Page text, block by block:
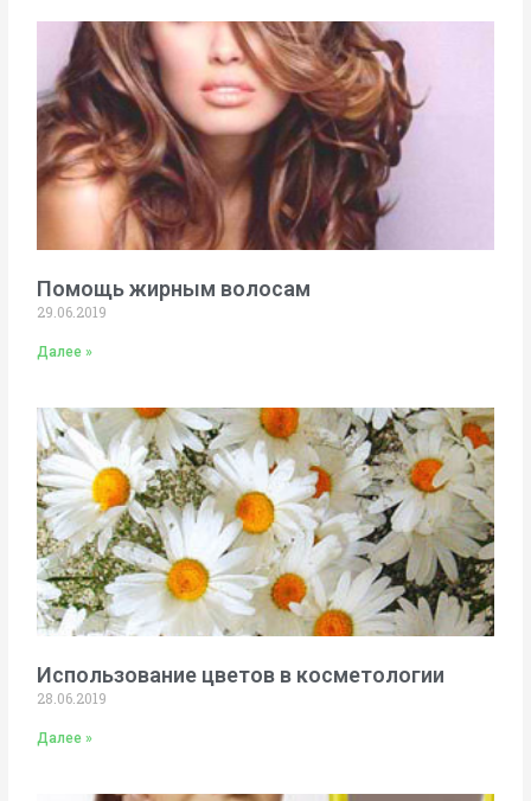
Помощь жирным волосам
29.06.2019
Далее »
Использование цветов в косметологии
28.06.2019
Далее »